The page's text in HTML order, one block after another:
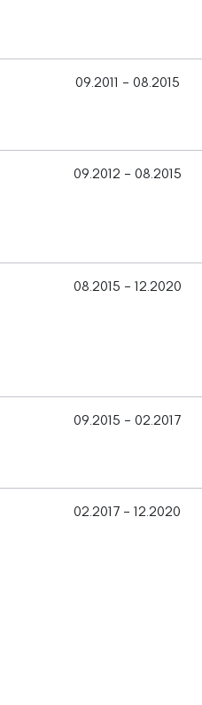
09.2011 – 08.2015
09.2012 – 08.2015
08.2015 – 12.2020
09.2015 – 02.2017
02.2017 – 12.2020